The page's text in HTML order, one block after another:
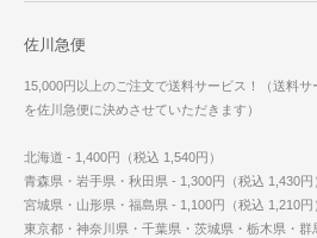
佐川急便
15,000円以上のご注文で送料サービス！（送料
を佐川急便に決めさせていただきます）
北海道 - 1,400円（税込 1,540円）
青森県・岩手県・秋田県 - 1,300円（税込 1,430円
宮城県・山形県・福島県 - 1,100円（税込 1,210円
東京都・神奈川県・千葉県・茨城県・栃木県・群